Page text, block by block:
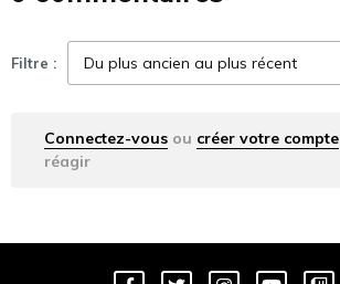
Filtre :
Connectez-vous ou créer votre compte
réagir